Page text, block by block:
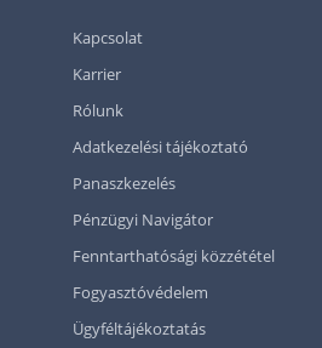
Kapcsolat
Karrier
Rólunk
Adatkezelési tájékoztató
Panaszkezelés
Pénzügyi Navigátor
Fenntarthatósági közzététel
Fogyasztóvédelem
Ügyféltájékoztatás